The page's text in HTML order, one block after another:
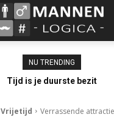
NU TRENDING
Tijd is je duurste bezit
Vrijetijd
Verrassende